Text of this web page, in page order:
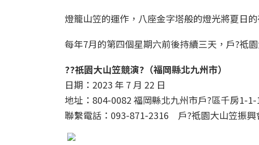
燈籠山笠的運作，八座金字塔般的燈光將夏日
每年7月的第四個星期六前後持續三天，戶?祗
??祇園大山笠競演?（福岡縣北九州市）
日期：2023 年 7 月 22 日
地址：804-0082 福岡縣北九州市戶?區千房1-1-
聯繫電話：093-871-2316 戶?祗園大山笠振興